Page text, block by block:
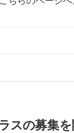
スの募集を